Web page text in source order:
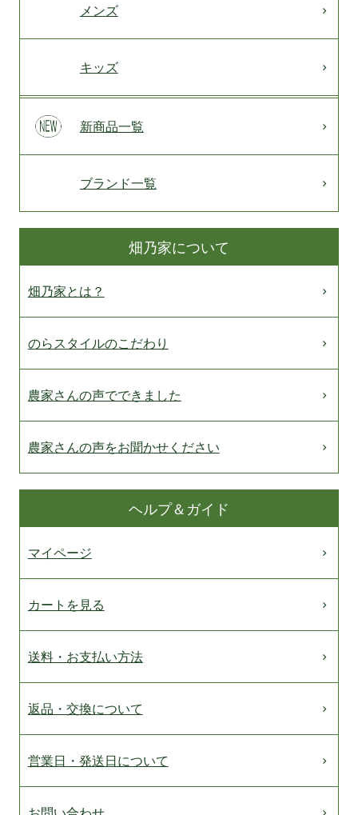
メンズ
キッズ
新商品一覧
ブランド一覧
畑乃家について
畑乃家とは？
のらスタイルのこだわり
農家さんの声でできました
農家さんの声をお聞かせください
ヘルプ＆ガイド
マイページ
カートを見る
送料・お支払い方法
返品・交換について
営業日・発送日について